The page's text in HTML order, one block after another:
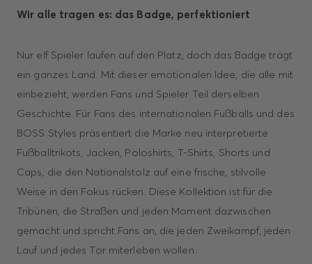
Wir alle tragen es: das Badge, perfektioniert
Nur elf Spieler laufen auf den Platz, doch das Badge trägt
ein ganzes Land. Mit dieser emotionalen Idee, die alle mit
einbezieht, werden Fans und Spieler Teil derselben
Geschichte. Für Fans des internationalen Fußballs und des
BOSS Styles präsentiert die Marke neu interpretierte
Fußballtrikots, Jacken, Poloshirts, T-Shirts, Shorts und
Caps, die den Nationalstolz auf eine frische, stilvolle
Weise in den Fokus rücken. Diese Kollektion ist für die
Tribünen, die Straßen und jeden Moment dazwischen
gemacht und spricht Fans an, die jeden Zweikampf, jeden
Lauf und jedes Tor miterleben wollen.